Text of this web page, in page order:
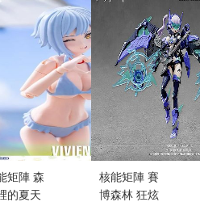
矩陣 森
的夏天
核能矩陣 賽
博森林 狂炫